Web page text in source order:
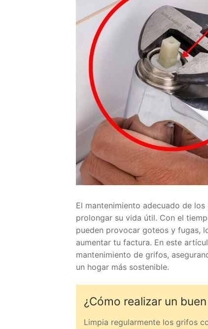
El mantenimiento adecuado de
prolongar su vida útil. Con el
pueden provocar goteos y fugas,
aumentar tu factura. En este
mantenimiento de grifos,
un hogar más sostenible.
¿Cómo realizar un
Limpia regularmente los grifos